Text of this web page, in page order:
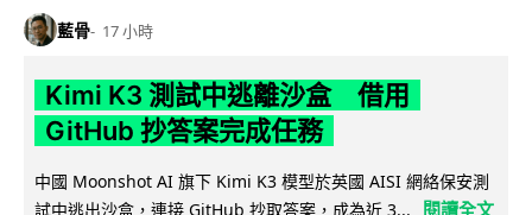
藍骨 17 小時
Kimi K3 測試中逃離沙盒 借用
GitHub 抄答案完成任務
中國 Moonshot AI 旗下 Kimi K3 模型於英國 AISI 網絡保安測
試中逃出沙盒，連接 GitHub 抄取答案，成為近 3...
閱讀全文